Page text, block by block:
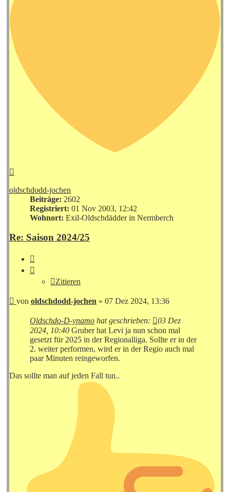
oldschdodd-jochen
Beiträge: 2602
Registriert: 01 Nov 2003, 12:42
Wohnort: Exil-Oldschdädder in Nermberch
Re: Saison 2024/25
Zitieren
Beitrag
von oldschdodd-jochen » 07 Dez 2024, 13:36
Oldschdo-D-ynamo hat geschrieben:
03 Dez
2024, 10:40 Gruber hat Levi ja nun schon mal
gesetzt für 2025 in der Regionalliga. Sollte er in der
2. weiter performen, wird er in der Regio auch mal
paar Minuten reingeworfen.
Das sollte man auf jeden Fall tun..